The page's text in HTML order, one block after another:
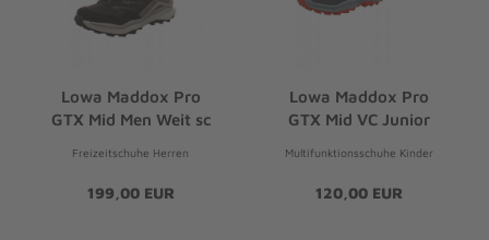
Lowa Maddox Pro
GTX Mid Men Weit sc
Freizeitschuhe Herren
199,00 EUR
Lowa Maddox Pro
GTX Mid VC Junior
Multifunktionsschuhe Kinder
120,00 EUR